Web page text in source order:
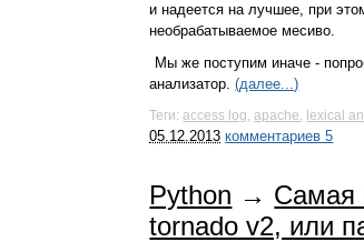
и надеется на лучшее, при
необрабатываемое месиво.
Мы же поступим иначе -
анализатор.(далее...)
Теги:access log,apache, lexical
05.12.2013 комментариев 5
Python → Самая
tornado v2, или